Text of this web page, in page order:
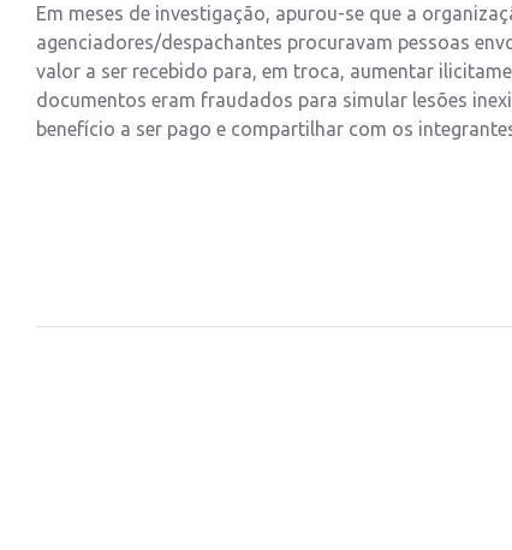
Em meses de investigação, apurou-se que a
agenciadores/despachantes procuravam pessoas
valor a ser recebido para, em troca, aumentar
documentos eram fraudados para simular lesões
benefício a ser pago e compartilhar com os